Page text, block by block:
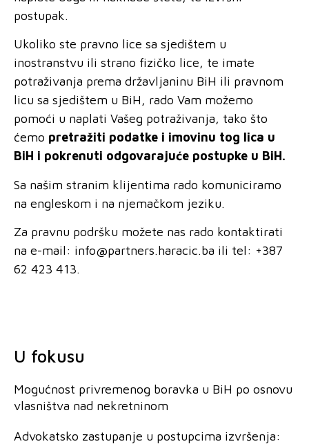
postupak.
Ukoliko ste pravno lice sa sjedištem u
inostranstvu ili strano fizičko lice, te imate
potraživanja prema državljaninu BiH ili pravnom
licu sa sjedištem u BiH, rado Vam možemo
pomoći u naplati Vašeg potraživanja, tako što
ćemo pretražiti podatke i imovinu tog lica u
BiH i pokrenuti odgovarajuće postupke u BiH.
Sa našim stranim klijentima rado komuniciramo
na engleskom i na njemačkom jeziku.
Za pravnu podršku možete nas rado kontaktirati
na e-mail: info@partners.haracic.ba ili tel: +387
62 423 413.
U fokusu
Mogućnost privremenog boravka u BiH po osnovu
vlasništva nad nekretninom
Advokatsko zastupanje u postupcima izvršenja: